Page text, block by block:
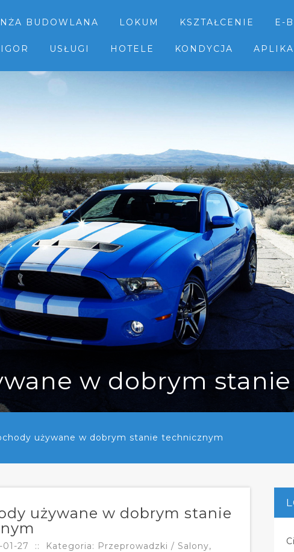
BUDOWLANA LOKUM KSZTAŁCENIE E-
USŁUGI HOTELE KONDYCJA
w dobrym
używane w dobrym stanie technicznym
używane w dobrym stanie
27 ::
Kategoria: Przeprowadzki / Salony,